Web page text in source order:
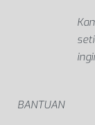
BANTUAN